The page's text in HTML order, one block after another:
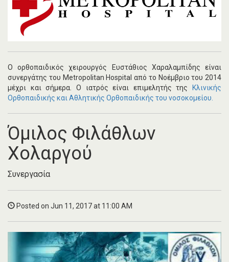
Ο ορθοπαιδικός χειρουργός Ευστάθιος Χαραλαμπίδης είναι
συνεργάτης του Metropolitan Hospital από το Νοέμβριο του 2014
μέχρι και σήμερα. Ο ιατρός είναι επιμελητής της
Κλινικής
Ορθοπαιδικής και Αθλητικής Ορθοπαιδικής του νοσοκομείου.
Όμιλος Φιλάθλων
Χολαργού
Συνεργασία
Posted on Jun 11, 2017 at 11:00 AM